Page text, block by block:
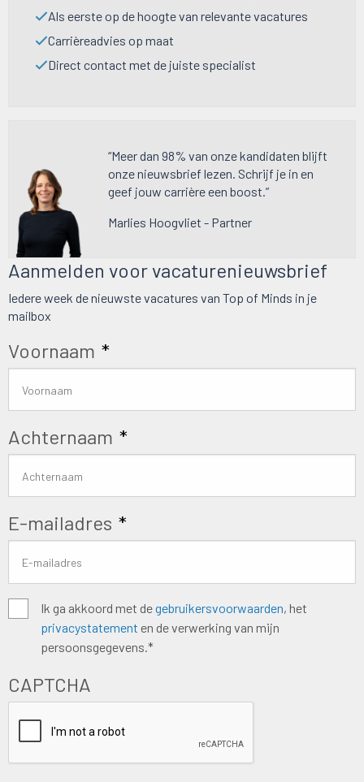
Als eerste op de hoogte van relevante vacatures
Carrièreadvies op maat
Direct contact met de juiste specialist
“Meer dan 98% van onze kandidaten blijft
onze nieuwsbrief lezen. Schrijf je in en
geef jouw carrière een boost.”
Marlies Hoogvliet - Partner
Aanmelden voor vacaturenieuwsbrief
Iedere week de nieuwste vacatures van Top of Minds in je
mailbox
Voornaam *
Achternaam *
E-mailadres *
Algemene
voorwaarden *
Ik ga akkoord met degebruikersvoorwaarden, het
privacystatement en de verwerking van mijn
persoonsgegevens.*
CAPTCHA